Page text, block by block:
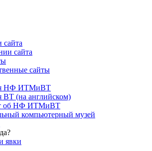
сайта
сайта
сайты
НФ ИТМиВТ
ВТ (на английском)
об НФ ИТМиВТ
компьютерный музей
явки